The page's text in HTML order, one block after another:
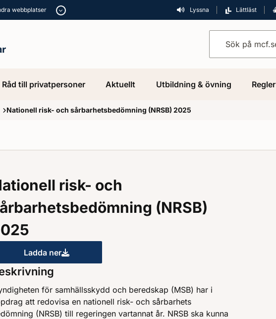
webbplatser Lyssna Lättläst
Råd till privatpersoner Aktuellt Utbildning & övning Regler
Nationell risk- och sårbarhetsbedömning (NRSB) 2025
risk- och
(NRSB)
Ladda ner
Nationell risk- och sårbarhetsbedömning (NRSB) 2025
för samhällsskydd och beredskap (MSB) har i
att redovisa en nationell risk- och sårbarhets
(NRSB) till regeringen vartannat år. NRSB ska kunna